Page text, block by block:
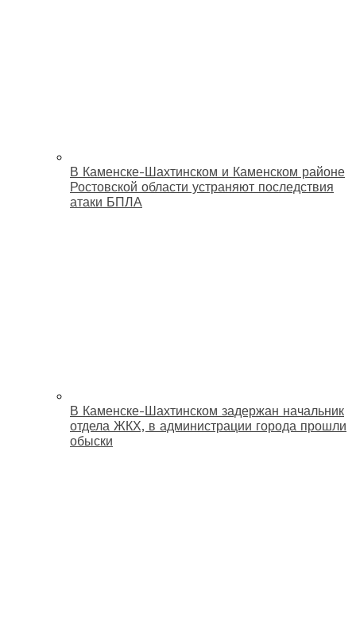
В Каменске-Шахтинском и Каменском районе
Ростовской области устраняют последствия
атаки БПЛА
В Каменске-Шахтинском задержан начальник
отдела ЖКХ, в администрации города прошли
обыски